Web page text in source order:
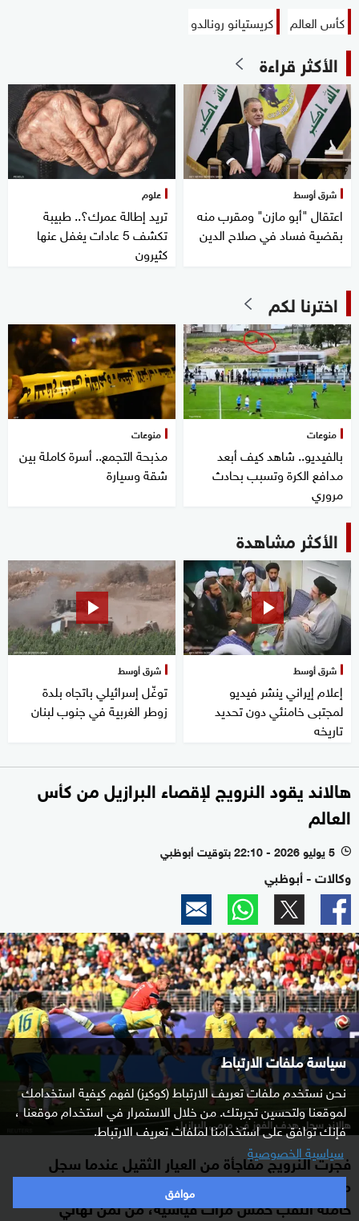
سياسة ملفات الارتباط
نحن نستخدم ملفات تعريف الارتباط (كوكيز) لفهم كيفية استخدامك
لموقعنا ولتحسين تجربتك. من خلال الاستمرار في استخدام موقعنا ،
فإنك توافق على استخدامنا لملفات تعريف الارتباط.
سياسية الخصوصية
موافق
كأس العالم كريستيانو رونالدو
الأكثر قراءة
شرق أوسط
اعتقال "أبو مازن" ومقرب منه
بقضية فساد في صلاح الدين
علوم
تريد إطالة عمرك؟.. طبيبة
تكشف 5 عادات يغفل عنها
كثيرون
اخترنا لكم
منوعات
بالفيديو.. شاهد كيف أبعد
مدافع الكرة وتسبب بحادث
مروري
منوعات
مذبحة التجمع.. أسرة كاملة بين
شقة وسيارة
الأكثر مشاهدة
شرق أوسط
إعلام إيراني ينشر فيديو
لمجتبى خامنئي دون تحديد
تاريخه
شرق أوسط
توغّل إسرائيلي باتجاه بلدة
زوطر الغربية في جنوب لبنان
هالاند يقود النرويج لإقصاء البرازيل من كأس
العالم
l 5 يوليو 2026 - 22:10 بتوقيت أبوظبي
وكالات - أبوظبي
هالاند سجل هدف الفوز في مرمى البرازيل
فجرت النرويج مفاجأة من العيار الثقيل عندما سجل
مهاجمها إرلينغ هالاند هدفين أطاحا بالبرازيل (2-1)،
حاملة اللقب خمس مرات قياسية، من ثمن نهائي